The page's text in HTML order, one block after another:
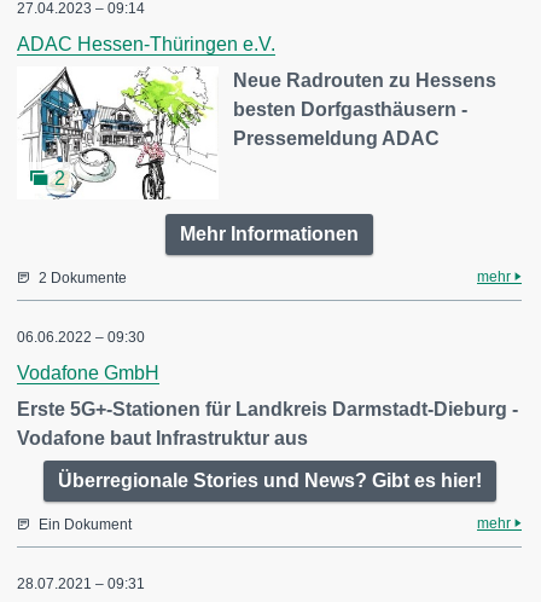
27.04.2023 – 09:14
ADAC Hessen-Thüringen e.V.
2
Neue Radrouten zu Hessens
besten Dorfgasthäusern -
Pressemeldung ADAC
Mehr Informationen
2 Dokumente mehr
06.06.2022 – 09:30
Vodafone GmbH
Erste 5G+-Stationen für Landkreis Darmstadt-Dieburg -
Vodafone baut Infrastruktur aus
Überregionale Stories und News? Gibt es hier!
Ein Dokument mehr
28.07.2021 – 09:31